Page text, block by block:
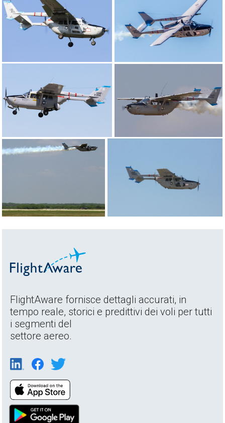
FlightAware fornisce dettagli accurati, in
tempo reale, storici e predittivi dei voli per tutti
i segmenti del
settore aereo.